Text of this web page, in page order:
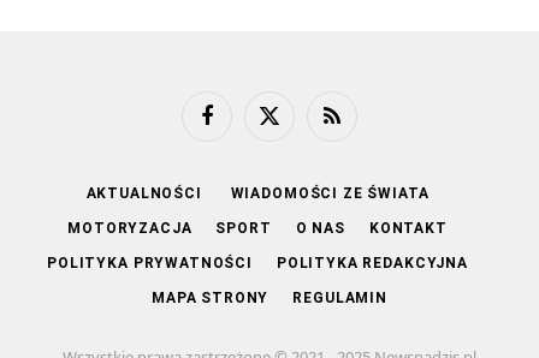
FacebookX
RSS
AKTUALNOŚCI WIADOMOŚCI ZE ŚWIATA
MOTORYZACJA SPORT O NAS KONTAKT
POLITYKA PRYWATNOŚCI POLITYKA REDAKCYJNA
MAPA STRONY REGULAMIN